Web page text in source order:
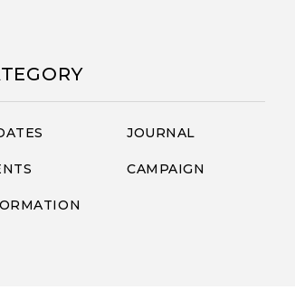
JOURNAL
CAMPAIGN